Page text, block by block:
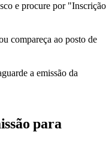
e procure por "Inscrição
compareça ao posto de
a emissão da
para